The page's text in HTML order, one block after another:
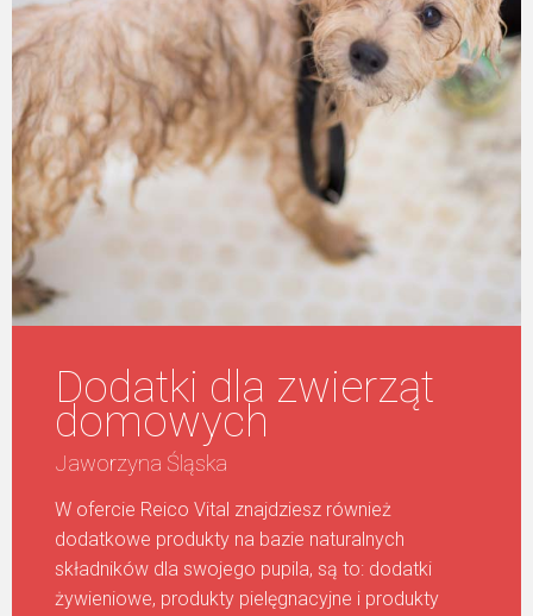
Dodatki dla zwierząt
domowych
Jaworzyna Śląska
W ofercie Reico Vital znajdziesz również
dodatkowe produkty na bazie naturalnych
składników dla swojego pupila, są to: dodatki
żywieniowe, produkty pielęgnacyjne i produkty